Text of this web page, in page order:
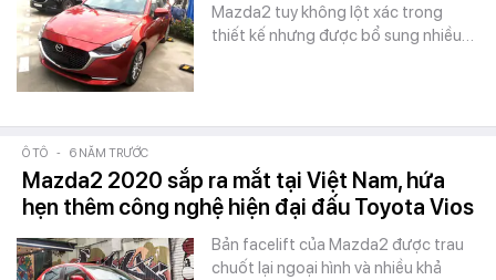
Mazda2 tuy không lột xác trong
thiết kế nhưng được bổ sung nhiều…
Ô TÔ - 6 NĂM TRƯỚC
Mazda2 2020 sắp ra mắt tại Việt Nam, hứa
hẹn thêm công nghệ hiện đại đấu Toyota Vios
Bản facelift của Mazda2 được trau
chuốt lại ngoại hình và nhiều khả